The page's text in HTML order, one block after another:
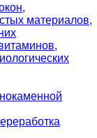
материалов,